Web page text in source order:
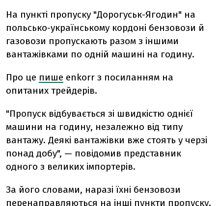
На пункті пропуску "Дорогуськ-Ягодин" на
польсько-українському кордоні бензовози й
газовози пропускають разом з іншими
вантажівками по одній машині на годину.
Про це пише enkorr з посиланням на
опитаних трейдерів.
"Пропуск відбувається зі швидкістю однієї
машини на годину, незалежно від типу
вантажу. Деякі вантажівки вже стоять у черзі
понад добу", — повідомив представник
одного з великих імпортерів.
За його словами, наразі їхні бензовози
перенаправляються на інші пункти пропуску.